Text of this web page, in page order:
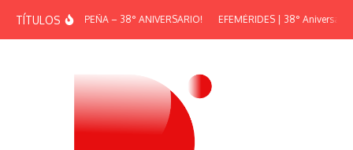
TÍTULOS¡GRAN PEÑA – 38° ANIVERSARIO! EFEMÉRIDES | 38°